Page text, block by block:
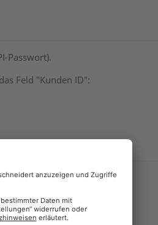
Passwort).
Feld "Kunden ID":